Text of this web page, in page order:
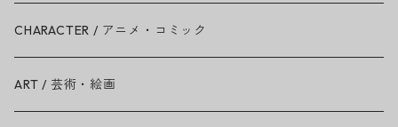
Ariana Grande
BAD RELIGION
CHARACTER / アニメ・コミック
ART / 芸術・絵画